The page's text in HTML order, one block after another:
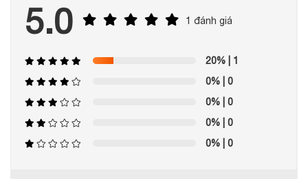
5.0 1 đánh giá
20% | 1
0% | 0
0% | 0
0% | 0
0% | 0